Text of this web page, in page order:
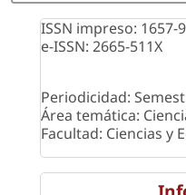
ISSN impreso: 1657-
e-ISSN: 2665-511X
Periodicidad:
Área temática:
Facultad: Ciencias y